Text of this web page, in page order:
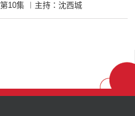
10集 ︱主持：沈西城